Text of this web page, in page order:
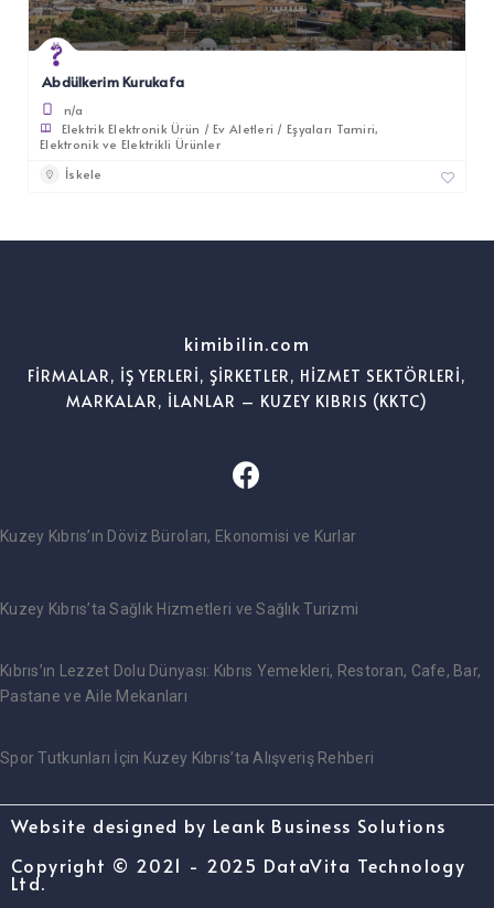
Abdülkerim Kurukafa
n/a
Elektrik Elektronik Ürün / Ev Aletleri / Eşyaları Tamiri
Elektronik ve Elektrikli Ürünler
İskele
kimibilin.com
FİRMALAR, İŞ YERLERİ, ŞİRKETLER, HİZMET SEKTÖRLERİ,
MARKALAR, İLANLAR – KUZEY KIBRIS (KKTC)
Kuzey Kıbrıs’ın Döviz Büroları, Ekonomisi ve Kurlar
Kuzey Kıbrıs’ta Sağlık Hizmetleri ve Sağlık Turizmi
Kıbrıs’ın Lezzet Dolu Dünyası: Kıbrıs Yemekleri, Restoran, Cafe, Bar,
Pastane ve Aile Mekanları
Spor Tutkunları İçin Kuzey Kıbrıs’ta Alışveriş Rehberi
Website designed by Leank Business Solutions
Copyright © 2021 - 2025 DataVita Technology
Ltd.